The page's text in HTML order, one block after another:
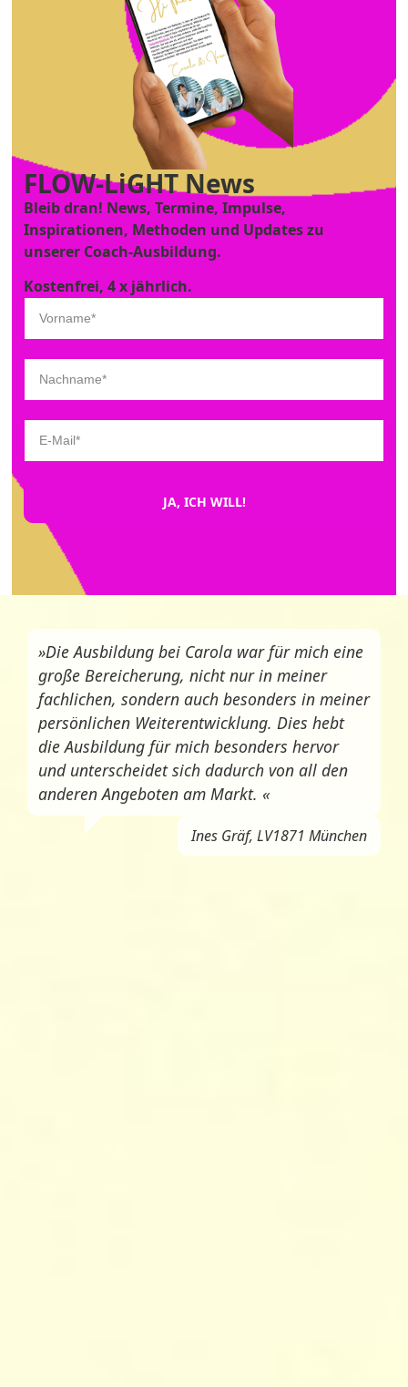
FLOW-LiGHT News
Bleib dran! News, Termine, Impulse,
Inspirationen, Methoden und Updates zu
unserer Coach-Ausbildung.
Kostenfrei, 4 x jährlich.
JA, ICH WILL!
»Die Ausbildung bei Carola war für mich eine
große Bereicherung, nicht nur in meiner
fachlichen, sondern auch besonders in meiner
persönlichen Weiterentwicklung. Dies hebt
die Ausbildung für mich besonders hervor
und unterscheidet sich dadurch von all den
anderen Angeboten am Markt. «
Ines Gräf, LV1871 München